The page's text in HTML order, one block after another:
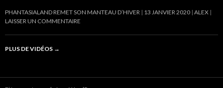
PHANTASIALAND REMET SON MANTEAU D’HIVER 13 JANVIER 2020 ALEX
LAISSER UN COMMENTAIRE
PLUS DE VIDÉOS →